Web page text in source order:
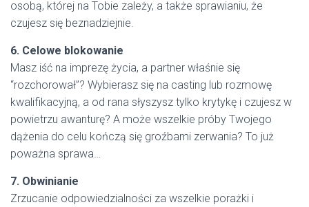
osobą, której na Tobie zależy, a także sprawianiu, że
czujesz się beznadziejnie.
6. Celowe blokowanie
Masz iść na imprezę życia, a partner właśnie się
“rozchorował”? Wybierasz się na casting lub rozmowę
kwalifikacyjną, a od rana słyszysz tylko krytykę i czujesz w
powietrzu awanturę? A może wszelkie próby Twojego
dążenia do celu kończą się groźbami zerwania? To już
poważna sprawa…
7. Obwinianie
Zrzucanie odpowiedzialności za wszelkie porażki i